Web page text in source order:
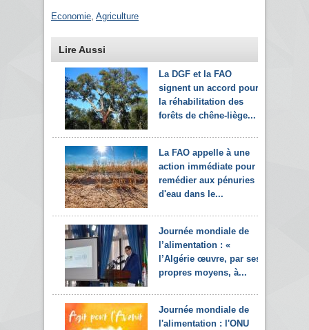
Economie Agriculture
Lire Aussi
La DGF et la FAO
signent un accord pour
la réhabilitation des
forêts de chêne-liège...
La FAO appelle à une
action immédiate pour
remédier aux pénuries
d'eau dans le...
Journée mondiale de
l’alimentation : «
l’Algérie œuvre, par ses
propres moyens, à...
Journée mondiale de
l'alimentation : l'ONU